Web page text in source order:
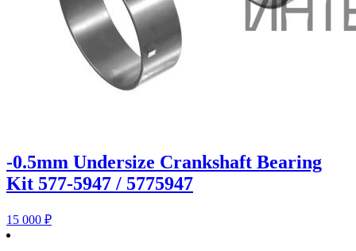
-0.5mm Undersize Crankshaft Bearing
Kit 577-5947 / 5775947
15 000 ₽